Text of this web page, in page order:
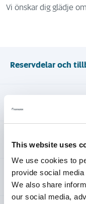
This website uses
We use cookies to
provide social
We also share
our social media,
Vi önskar dig glädje
Reservdelar och
Tvätt och